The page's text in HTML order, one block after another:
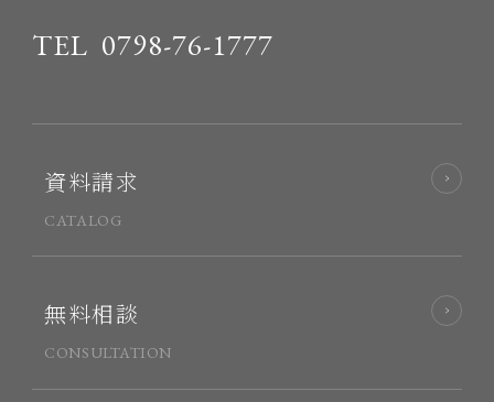
TEL 0798-76-1777
資料請求
CATALOG
無料相談
CONSULTATION